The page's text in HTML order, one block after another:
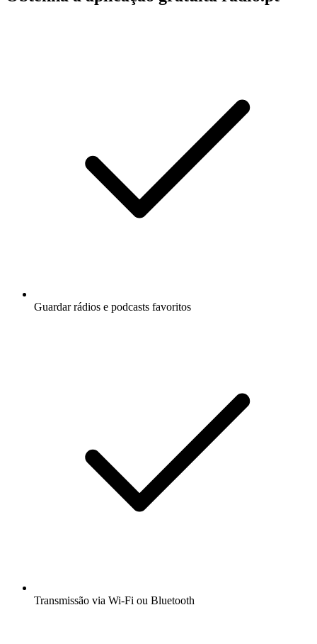
Guardar rádios e podcasts favoritos
Transmissão via Wi-Fi ou Bluetooth